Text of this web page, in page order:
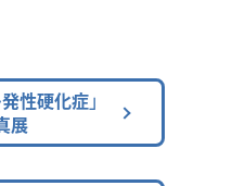
性硬化症」
展